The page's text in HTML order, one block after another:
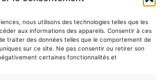
nous utilisons des technologies telles que les
aux informations des appareils. Consentir à ces
traiter des données telles que le comportement de
sur ce site. Ne pas consentir ou retirer son
certaines fonctionnalités et
Magasin
Panier
de confidentialité
selon le RGPD